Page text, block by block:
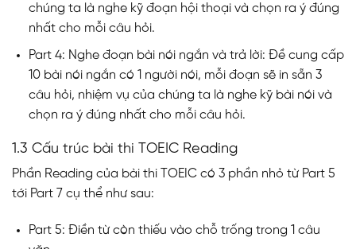
chúng ta là nghe kỹ đoạn hội thoại và chọn ra ý đúng
nhất cho mỗi câu hỏi.
Part 4: Nghe đoạn bài nói ngắn và trả lời: Đề cung cấp
10 bài nói ngắn có 1 người nói, mỗi đoạn sẽ in sẵn 3
câu hỏi, nhiệm vụ của chúng ta là nghe kỹ bài nói và
chọn ra ý đúng nhất cho mỗi câu hỏi.
1.3 Cấu trúc bài thi TOEIC Reading
Phần Reading của bài thi TOEIC có 3 phần nhỏ từ Part 5
tới Part 7 cụ thể như sau:
Part 5: Điền từ còn thiếu vào chỗ trống trong 1 câu